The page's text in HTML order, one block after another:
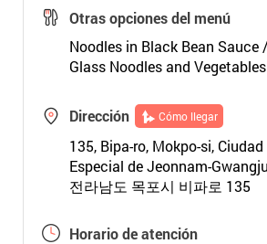
Otras opciones del menú
Noodles in Black Bean Sauce
Glass Noodles and
Dirección Cómo llegar
135, Bipa-ro, Mokpo-si,
Especial de Jeonnam-Gwangju
전라남도 목포시 비파로 135
Horario de atención